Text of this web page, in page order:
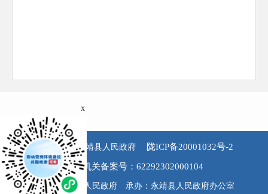
版权所有 永靖县人民政府 陇ICP备20001032号-2
公安机关备案号：62292302000104
主办：永靖县人民政府 承办：永靖县人民政府办公室
x